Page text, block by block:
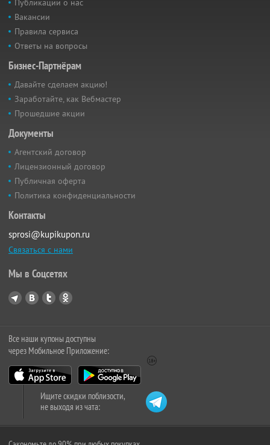
Вакансии
Правила сервиса
Ответы на вопросы
Бизнес-Партнёрам
Давайте сделаем акцию!
Заработайте, как Вебмастер
Прошедшие акции
Документы
Агентский договор
Лицензионный договор
Публичная оферта
Политика конфиденциальности
Контакты
sprosi@kupikupon.ru
Связаться с нами
Мы в Соцсетях
Все наши купоны доступны
через Мобильное Приложение:
Ищите скидки поблизости,
не выходя из чата: